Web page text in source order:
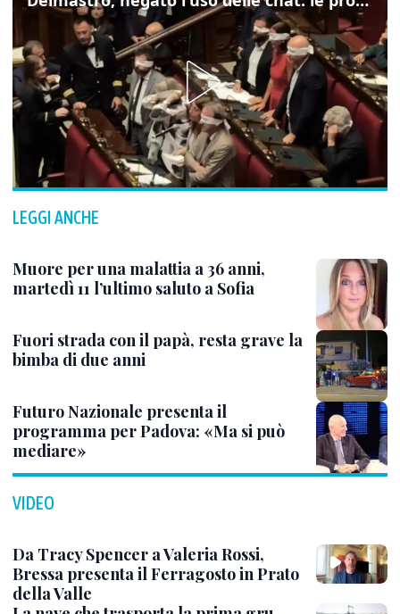
LEGGI ANCHE
Muore per una malattia a 36 anni,
martedì 11 l’ultimo saluto a Sofia
Fuori strada con il papà, resta grave la
bimba di due anni
Futuro Nazionale presenta il
programma per Padova: «Ma si può
mediare»
VIDEO
Da Tracy Spencer a Valeria Rossi,
Bressa presenta il Ferragosto in Prato
della Valle